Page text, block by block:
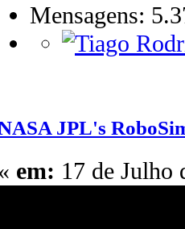
Mensagens:
JPL's
em: 17 de Julho